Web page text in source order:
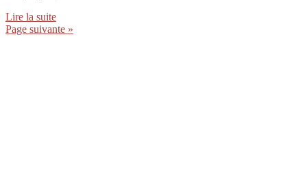
Lire la suite
Page suivante »